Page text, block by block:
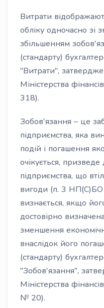
Витрати
обліку одночасно зі
збільшенням
(стандарту)
"Витрати",
Міністерства
318).
Зобов'язання – це
підприємства, яка
подій і погашення
очікується,
підприємства, що
вигоди (п. 3 НП(С)БО
визнається, якщо
достовірно
зменшення
внаслідок його
(стандарту)
"Зобов'язання",
Міністерства
№ 20).